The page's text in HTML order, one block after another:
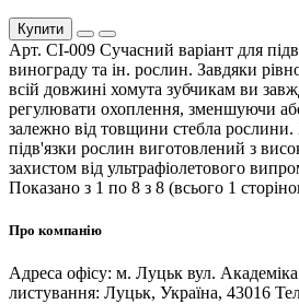
Купити
Арт. СІ-009 Сучасний варіант для
винограду та ін. рослин. Завдяки
всій довжині хомута зубчикам ви
регулювати охоплення, зменшуючи
залежно від товщини стебла
підв'язки рослин виготовлений з
захистом від ультрафіолетового
Показано з 1 по 8 з 8 (всього 1
Про компанію
Адреса офісу: м. Луцьк вул.
листування: Луцьк, Україна, 43016